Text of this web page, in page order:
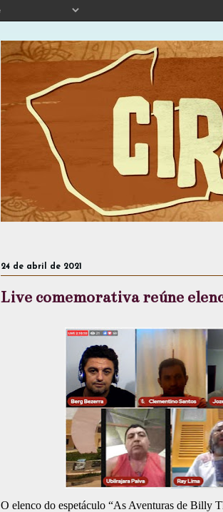
24 de abril de 2021
Live comemorativa reúne
O elenco do espetáculo “As Aventuras de Billy